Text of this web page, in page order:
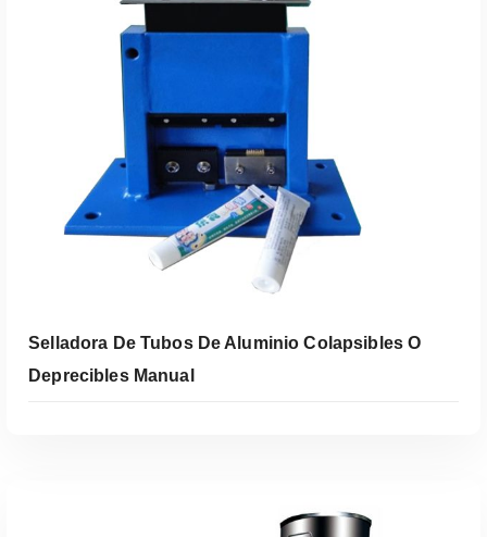
Selladora De Tubos De Aluminio Colapsibles O
Deprecibles Manual